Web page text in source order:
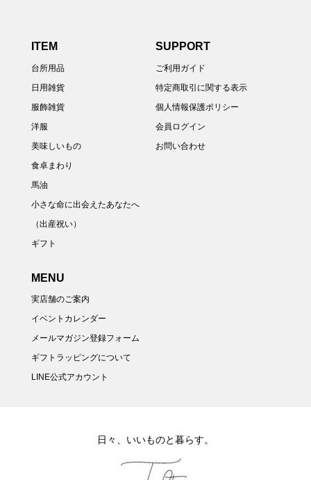
ITEM
台所用品
日用雑貨
服飾雑貨
洋服
美味しいもの
食卓まわり
馬油
小さな命に出会えたあなたへ
（出産祝い）
ギフト
SUPPORT
ご利用ガイド
特定商取引に関する表示
個人情報保護ポリシー
会員ログイン
お問い合わせ
MENU
実店舗のご案内
イベントカレンダー
メールマガジン登録フォーム
ギフトラッピングについて
LINE公式アカウント
日々、いいものと暮らす。